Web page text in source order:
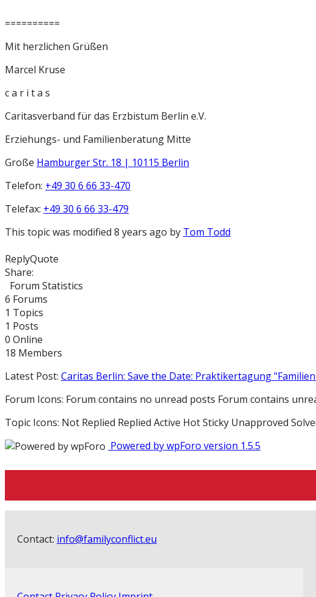
==========
Mit herzlichen Grüßen
Marcel Kruse
c a r i t a s
Caritasverband für das Erzbistum Berlin e.V.
Erziehungs- und Familienberatung Mitte
Große Hamburger Str. 18 | 10115 Berlin
Telefon: +49 30 6 66 33-470
Telefax: +49 30 6 66 33-479
This topic was modified 8 years ago by Tom Todd
ReplyQuote
Share:
Forum Statistics
6 Forums
1 Topics
1 Posts
0 Online
18 Members
Latest Post: Caritas Berlin: Save the Date: Praktikertagung
Forum Icons: Forum contains no unread posts Forum contains
Topic Icons: Not Replied Replied Active HotSticky Unapproved
Powered by wpForo version 1.5.5
Contact: info@familyconflict.eu